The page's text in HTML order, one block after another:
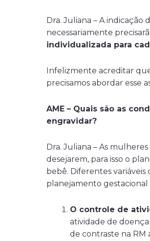
Dra. Juliana – A indicação
necessariamente
individualizada para
Infelizmente acreditar
precisamos abordar esse
AME – Quais são as
engravidar?
Dra. Juliana – As
desejarem, para isso o
bebê. Diferentes
planejamento
O controle de
atividade de doença
de contraste na RM